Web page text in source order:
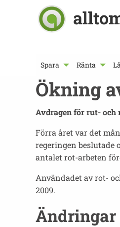
Spara Ränta
Ökning
Avdragen för rut- och
Förra året var det
regeringen beslutade
antalet rot-arbeten
Användadet av rot-
2009.
Ändringar